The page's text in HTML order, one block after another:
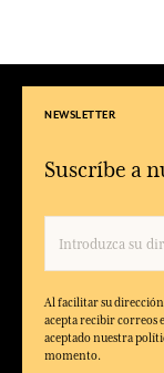
NEWSLETTER
Suscríbe a
Al facilitar su
acepta recibir correos
aceptado nuestra
momento.